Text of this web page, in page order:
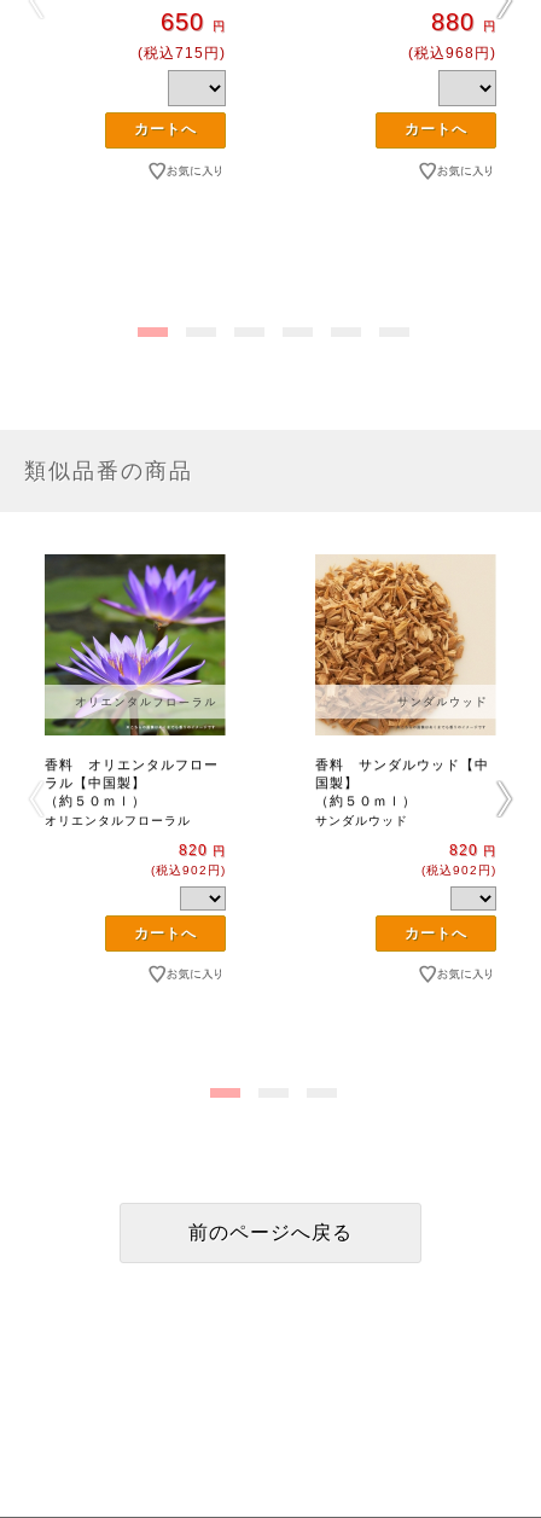
650 円
(税込715円)
880 円
(税込968円)
類似品番の商品
香料 オリエンタルフロー
ラル【中国製】
（約５０ｍｌ）
オリエンタルフローラル
820 円
(税込902円)
香料 サンダルウッド【中
国製】
（約５０ｍｌ）
サンダルウッド
820 円
(税込902円)